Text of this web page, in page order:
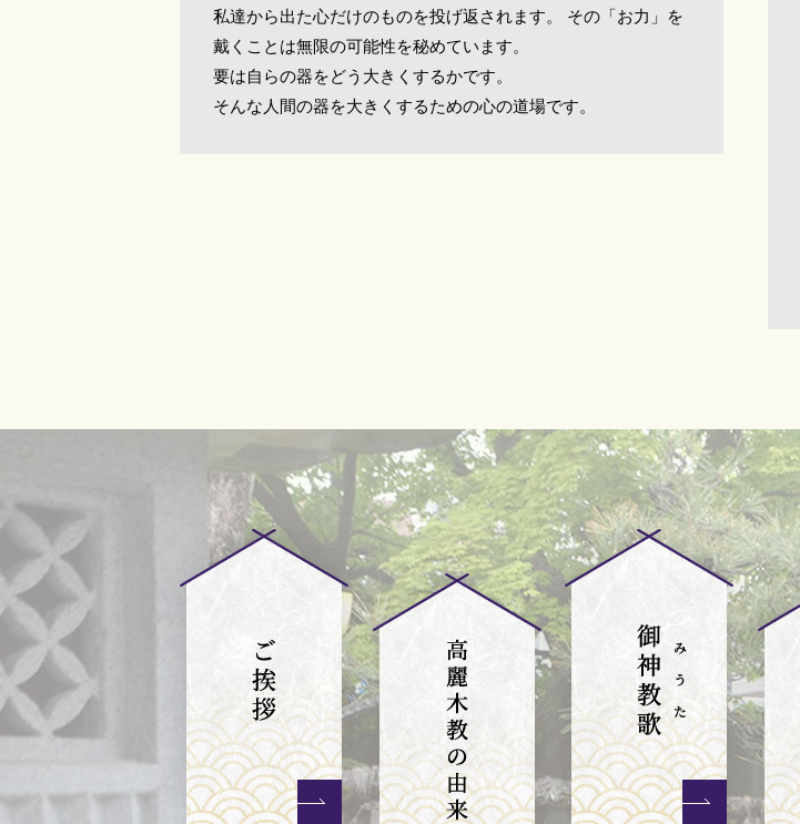
私達から出た心だけのものを投げ返されます。 その「お力」を
戴くことは無限の可能性を秘めています。
要は自らの器をどう大きくするかです。
そんな人間の器を大きくするための心の道場です。